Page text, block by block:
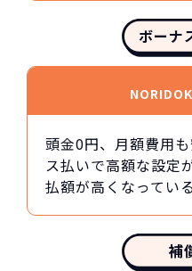
ボーナ
頭金0円、月額費用
ス払いで高額な設定
払額が高くなってい
補